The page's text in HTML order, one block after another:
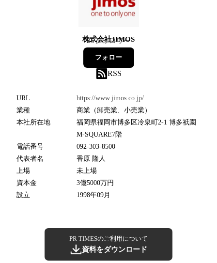
株式会社JIMOS
25フォロワー
フォロー
RSS
URL
https://www.jimos.co.jp/
業種
商業（卸売業、小売業）
本社所在地
福岡県福岡市博多区冷泉町2-1 博多祇園
M-SQUARE7階
電話番号
092-303-8500
代表者名
香原 隆人
上場
未上場
資本金
3億5000万円
設立
1998年09月
PR TIMESのご利用について
資料をダウンロード